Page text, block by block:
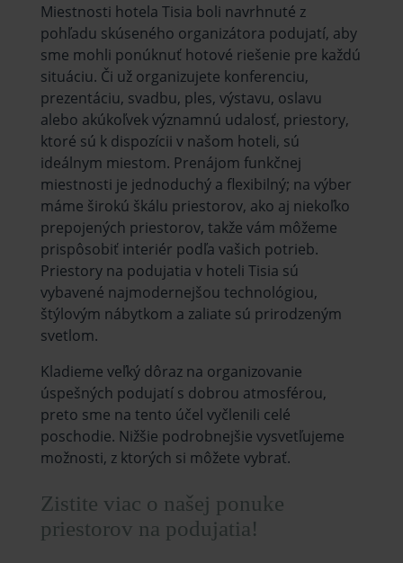
Miestnosti hotela Tisia boli navrhnuté z
pohľadu skúseného organizátora podujatí, aby
sme mohli ponúknuť hotové riešenie pre každú
situáciu. Či už organizujete konferenciu,
prezentáciu, svadbu, ples, výstavu, oslavu
alebo akúkoľvek významnú udalosť, priestory,
ktoré sú k dispozícii v našom hoteli, sú
ideálnym miestom. Prenájom funkčnej
miestnosti je jednoduchý a flexibilný; na výber
máme širokú škálu priestorov, ako aj niekoľko
prepojených priestorov, takže vám môžeme
prispôsobiť interiér podľa vašich potrieb.
Priestory na podujatia v hoteli Tisia sú
vybavené najmodernejšou technológiou,
štýlovým nábytkom a zaliate sú prirodzeným
svetlom.
Kladieme veľký dôraz na organizovanie
úspešných podujatí s dobrou atmosférou,
preto sme na tento účel vyčlenili celé
poschodie. Nižšie podrobnejšie vysvetľujeme
možnosti, z ktorých si môžete vybrať.
Zistite viac o našej ponuke
priestorov na podujatia!